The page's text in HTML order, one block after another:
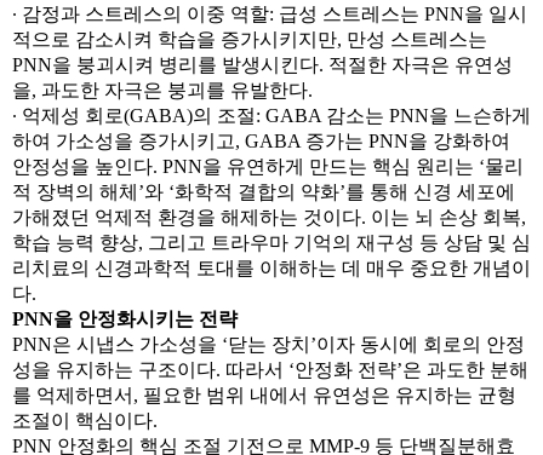
∙ 감정과 스트레스의 이중 역할: 급성 스트레스는 PNN을 일시
적으로 감소시켜 학습을 증가시키지만, 만성 스트레스는
PNN을 붕괴시켜 병리를 발생시킨다. 적절한 자극은 유연성
을, 과도한 자극은 붕괴를 유발한다.
∙ 억제성 회로(GABA)의 조절: GABA 감소는 PNN을 느슨하게
하여 가소성을 증가시키고, GABA 증가는 PNN을 강화하여
안정성을 높인다. PNN을 유연하게 만드는 핵심 원리는 ‘물리
적 장벽의 해체’와 ‘화학적 결합의 약화’를 통해 신경 세포에
가해졌던 억제적 환경을 해제하는 것이다. 이는 뇌 손상 회복,
학습 능력 향상, 그리고 트라우마 기억의 재구성 등 상담 및 심
리치료의 신경과학적 토대를 이해하는 데 매우 중요한 개념이
다.
PNN을 안정화시키는 전략
PNN은 시냅스 가소성을 ‘닫는 장치’이자 동시에 회로의 안정
성을 유지하는 구조이다. 따라서 ‘안정화 전략’은 과도한 분해
를 억제하면서, 필요한 범위 내에서 유연성은 유지하는 균형
조절이 핵심이다.
PNN 안정화의 핵심 조절 기전으로 MMP-9 등 단백질분해효